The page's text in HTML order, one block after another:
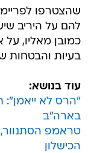
שהצטרפו
להם על היריב
כמובן מאליו,
בעיות והבטחות
עוד בנושא:
"הרס לא ייאמן":
בארה"ב
טראמפ
הכישלון